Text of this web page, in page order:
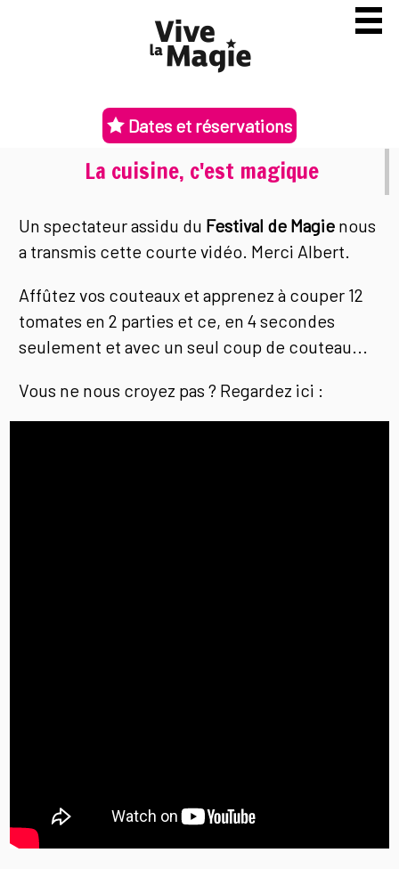
Dates et réservations
La cuisine, c'est magique
Un spectateur assidu du Festival de Magie nous
a transmis cette courte vidéo. Merci Albert.
Affûtez vos couteaux et apprenez à couper 12
tomates en 2 parties et ce, en 4 secondes
seulement et avec un seul coup de couteau...
Vous ne nous croyez pas ? Regardez ici :